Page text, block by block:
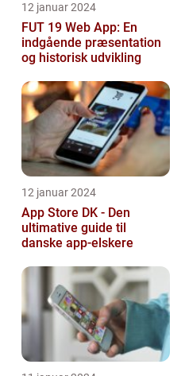
12 januar 2024
FUT 19 Web App: En
indgående præsentation
og historisk udvikling
12 januar 2024
App Store DK - Den
ultimative guide til
danske app-elskere